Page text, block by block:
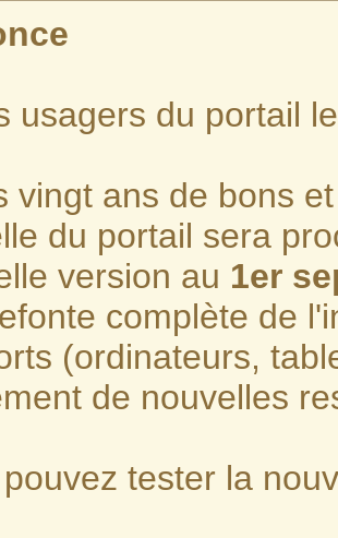
usagers du portail
vingt ans de bons
du portail sera
version au 1er
complète de
(ordinateurs,
de nouvelles
tester la